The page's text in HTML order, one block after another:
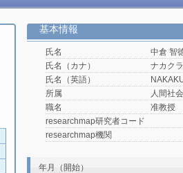
基本情報
氏名
中倉 智
氏名（カナ）
ナカク
氏名（英語）
所属
人間社
職名
准教授
researchmap研究者コード
researchmap機関
年月（開始）